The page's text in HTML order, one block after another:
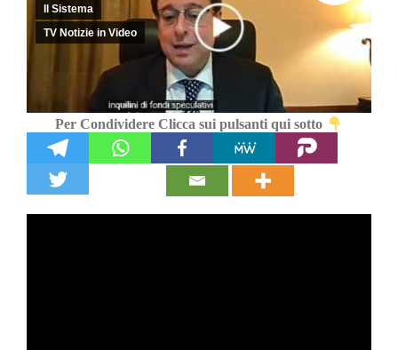
Il Sistema
TV Notizie in Video
Per Condividere Clicca sui pulsanti qui sotto